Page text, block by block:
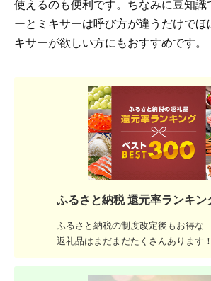
使えるのも便利です。ちなみに豆知識
ーとミキサーは呼び方が違うだけでほ
キサーが欲しい方にもおすすめです。
ふるさと納税 還元率ランキン
ふるさと納税の制度改定後もお得な
返礼品はまだまだたくさんあります！